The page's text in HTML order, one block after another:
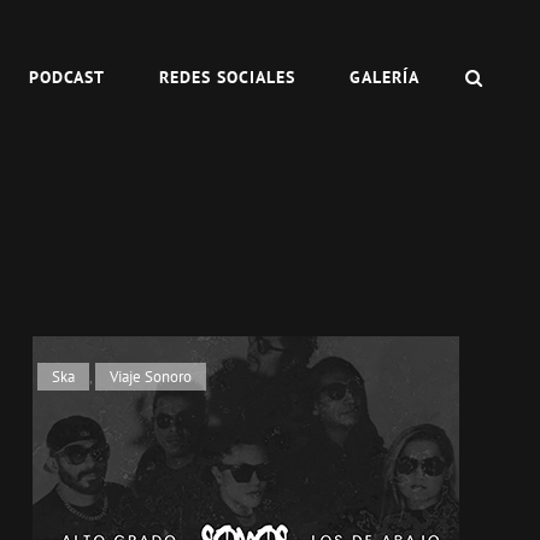
PODCAST REDES SOCIALES GALERÍA
Enlaces
categorías
Ska , Viaje Sonoro